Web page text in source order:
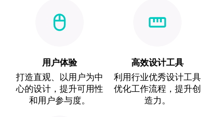
用户体验
打造直观、以用户为中
心的设计，提升可用性
和用户参与度。
高效设计工具
利用行业优秀设计工具
优化工作流程，提升创
造力。